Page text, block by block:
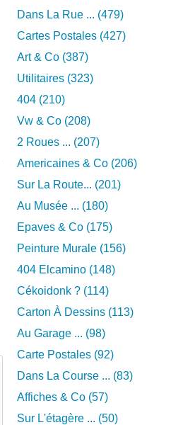
Dans La Rue ... (479)
Cartes Postales (427)
Art & Co (387)
Utilitaires (323)
404 (210)
Vw & Co (208)
2 Roues ... (207)
Americaines & Co (206)
Sur La Route... (201)
Au Musée ... (180)
Epaves & Co (175)
Peinture Murale (156)
404 Elcamino (148)
Cékoidonk ? (114)
Carton À Dessins (113)
Au Garage ... (98)
Carte Postales (92)
Dans La Course ... (83)
Affiches & Co (57)
Sur L'étagère ... (50)